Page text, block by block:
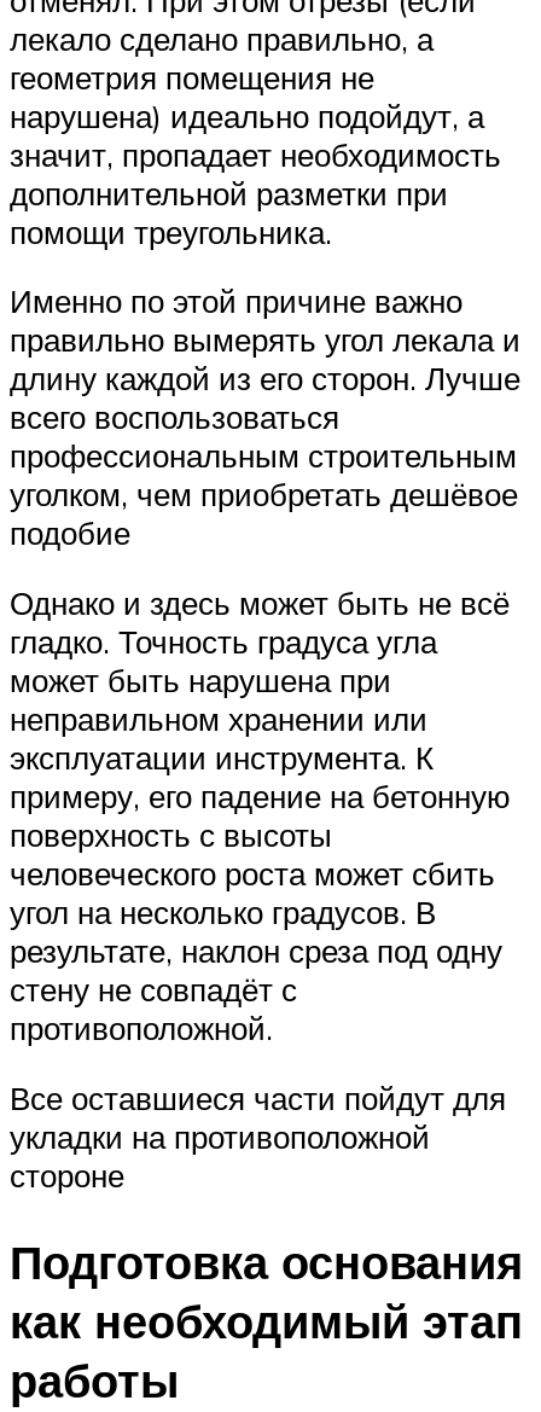
лекало сделано правильно, а
геометрия помещения не
нарушена) идеально подойдут, а
значит, пропадает необходимость
дополнительной разметки при
помощи треугольника.
Именно по этой причине важно
правильно вымерять угол лекала и
длину каждой из его сторон. Лучше
всего воспользоваться
профессиональным строительным
уголком, чем приобретать дешёвое
подобие
Однако и здесь может быть не всё
гладко. Точность градуса угла
может быть нарушена при
неправильном хранении или
эксплуатации инструмента. К
примеру, его падение на бетонную
поверхность с высоты
человеческого роста может сбить
угол на несколько градусов. В
результате, наклон среза под одну
стену не совпадёт с
противоположной.
Все оставшиеся части пойдут для
укладки на противоположной
стороне
Подготовка основания
как необходимый этап
работы